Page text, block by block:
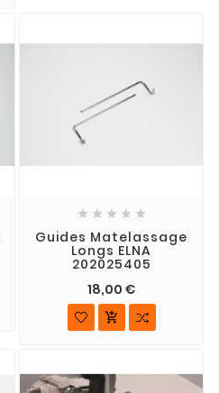
    
Guides Matelassage
Longs ELNA
202025405
18,00 €
